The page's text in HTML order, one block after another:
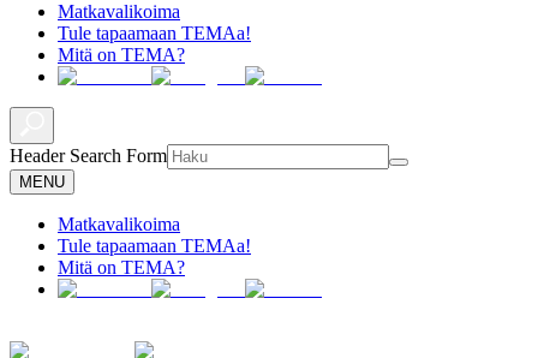
Matkavalikoima
Tule tapaamaan TEMAa!
Mitä on TEMA?
Header Search Form
MENU
Matkavalikoima
Tule tapaamaan TEMAa!
Mitä on TEMA?